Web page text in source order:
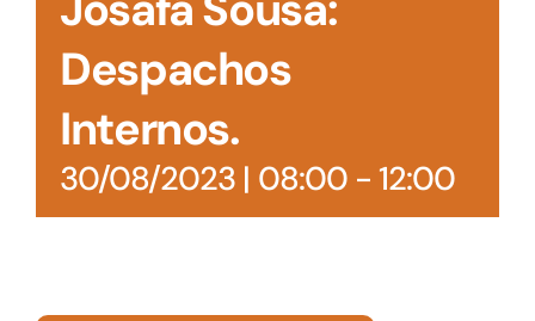
Despachos
Internos.
30/08/2023 | 08:00- 12:00